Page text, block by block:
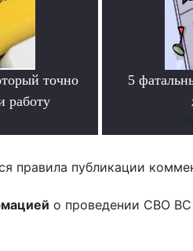
точно
работу
5
правила публикации
о проведении СВО